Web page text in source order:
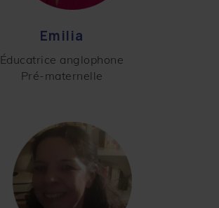
Emilia
Éducatrice anglophone
Pré-maternelle